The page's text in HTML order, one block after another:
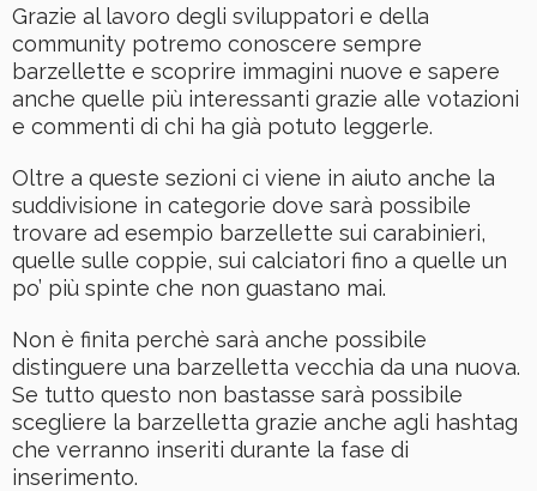
Grazie al lavoro degli sviluppatori e della
community potremo conoscere sempre
barzellette e scoprire immagini nuove e sapere
anche quelle più interessanti grazie alle votazioni
e commenti di chi ha già potuto leggerle.
Oltre a queste sezioni ci viene in aiuto anche la
suddivisione in categorie dove sarà possibile
trovare ad esempio barzellette sui carabinieri,
quelle sulle coppie, sui calciatori fino a quelle un
po’ più spinte che non guastano mai.
Non è finita perchè sarà anche possibile
distinguere una barzelletta vecchia da una nuova.
Se tutto questo non bastasse sarà possibile
scegliere la barzelletta grazie anche agli hashtag
che verranno inseriti durante la fase di
inserimento.